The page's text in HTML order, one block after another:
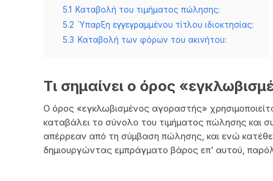
5.1 Καταβολή του τιμήματος πώλησης:
5.2 Ύπαρξη εγγεγραμμένου τίτλου ιδιοκτησίας:
5.3 Καταβολή των φόρων του ακινήτου:
Τι σημαίνει ο όρος
Ο όρος «εγκλωβισμένος αγοραστής»
καταβάλει το σύνολο του τιμήματος πώλησης και
απέρρεαν από τη σύμβαση πώλησης, και ενώ
δημιουργώντας εμπράγματο βάρος επ’ αυτού,